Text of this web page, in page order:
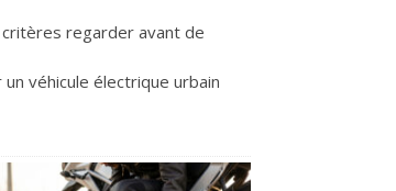
regarder avant de
un véhicule électrique urbain